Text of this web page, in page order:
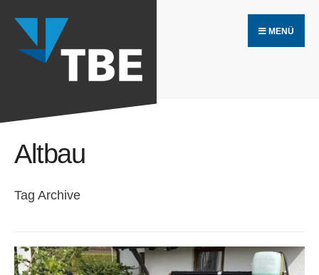
Skip
content
MENÜ
Altbau
Tag Archive